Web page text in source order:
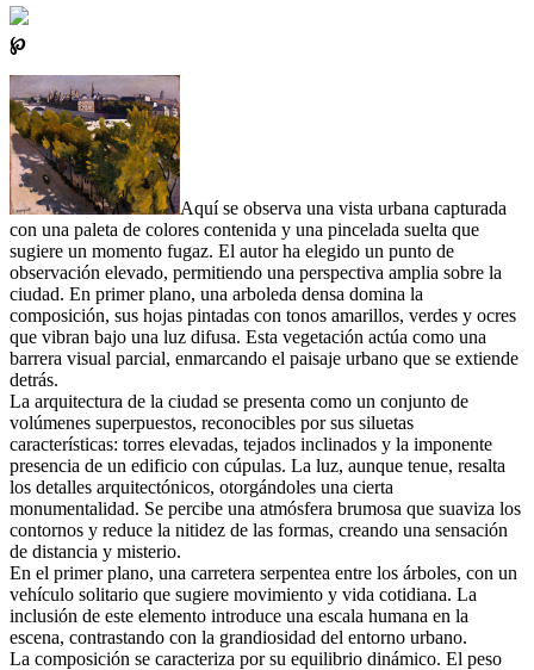
℘
Aquí se observa una vista urbana capturada
con una paleta de colores contenida y una pincelada suelta que
sugiere un momento fugaz. El autor ha elegido un punto de
observación elevado, permitiendo una perspectiva amplia sobre la
ciudad. En primer plano, una arboleda densa domina la
composición, sus hojas pintadas con tonos amarillos, verdes y ocres
que vibran bajo una luz difusa. Esta vegetación actúa como una
barrera visual parcial, enmarcando el paisaje urbano que se extiende
detrás.
La arquitectura de la ciudad se presenta como un conjunto de
volúmenes superpuestos, reconocibles por sus siluetas
características: torres elevadas, tejados inclinados y la imponente
presencia de un edificio con cúpulas. La luz, aunque tenue, resalta
los detalles arquitectónicos, otorgándoles una cierta
monumentalidad. Se percibe una atmósfera brumosa que suaviza los
contornos y reduce la nitidez de las formas, creando una sensación
de distancia y misterio.
En el primer plano, una carretera serpentea entre los árboles, con un
vehículo solitario que sugiere movimiento y vida cotidiana. La
inclusión de este elemento introduce una escala humana en la
escena, contrastando con la grandiosidad del entorno urbano.
La composición se caracteriza por su equilibrio dinámico. El peso